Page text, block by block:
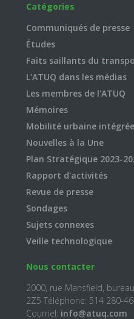
Catégories
Communiqués de presse
Études
Faits saillants du
L'ATUQ dans les médias
Les membres de l'ATUQ
Mémoires
Mobilité urbaine intégrée
Nouvelles à la Une
Plan Stratégique 2023-
Rapport d'activités
Revue de presse
Sondages
Sujets connexes
Veille technologique
Nous contacter
2000, rue Mansfield,
2Z5 Téléphone: 514 280-
Courriel: info@atuq.com